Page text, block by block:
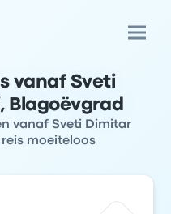
vanaf Sveti
Blagoëvgrad
vanaf Sveti Dimitar
moeiteloos